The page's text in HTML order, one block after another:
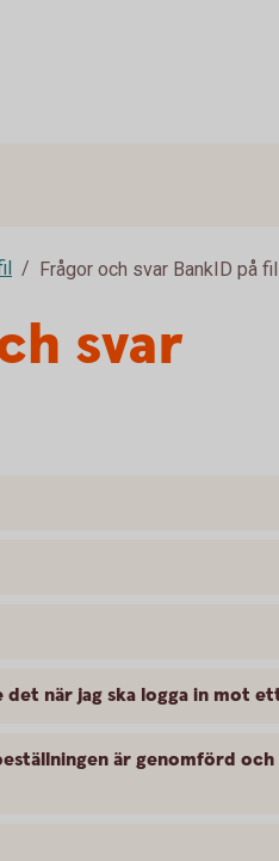
Frågor och svar BankID på fil
svar
när jag ska logga in mot
är genomförd